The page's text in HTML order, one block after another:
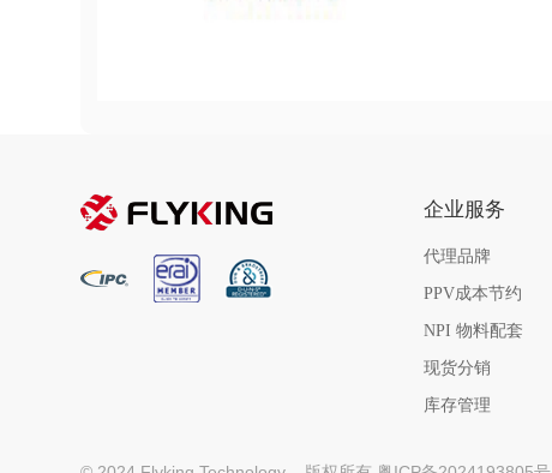
企业服务
代理品牌
PPV成本节约
NPI 物料配套
现货分销
库存管理